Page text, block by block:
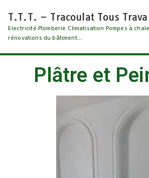
T.T.T. – Tracoulat Tous
Electricité Plomberie Climatisation Pompes à
rénovations du bâtiment...
Plâtre et